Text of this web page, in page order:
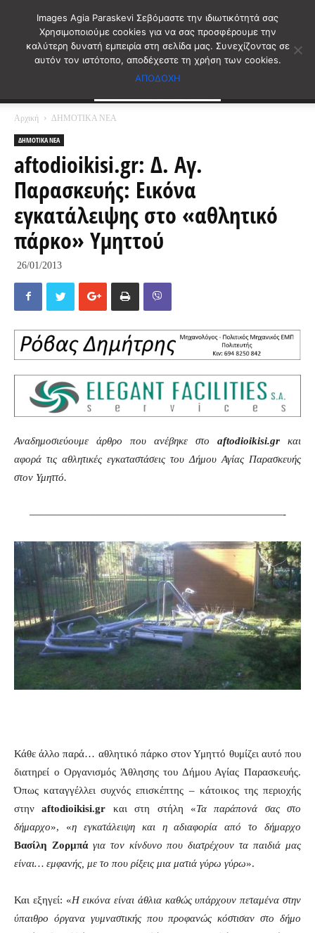
Αρχική ΔΗΜΟΤΙΚΑ ΝΕΑ
ΔΗΜΟΤΙΚΑ ΝΕΑ
aftodioikisi.gr: Δ. Αγ.
Παρασκευής: Εικόνα
εγκατάλειψης στο «αθλητικό
πάρκο» Υμηττού
26/01/2013
Αναδημοσιεύουμε άρθρο που ανέβηκε στο aftodioikisi.gr και
αφορά τις αθλητικές εγκαταστάσεις του Δήμου Αγίας Παρασκευής
στον Υμηττό.
————————————————————————-
Κάθε άλλο παρά… αθλητικό πάρκο στον Υμηττό θυμίζει αυτό που
διατηρεί ο Οργανισμός Άθλησης του Δήμου Αγίας Παρασκευής.
Όπως καταγγέλλει συχνός επισκέπτης – κάτοικος της περιοχής
στηνaftodioikisi.gr και στη στήλη «Τα παράπονά σας στο
δήμαρχο», «η εγκατάλειψη
και η αδιαφορία από το δήμαρχο
Βασίλη Ζορμπάγια τον κίνδυνο που διατρέχουν τα παιδιά μας
είναι… εμφανής, με το που ρίξεις μια ματιά γύρω γύρω».
Και εξηγεί: «Η εικόνα είναι άθλια καθώςυπάρχουν πεταμένα στην
ύπαιθρο όργανα γυμναστικής που προφανώς κόστισαν στο δήμο
Images Agia Paraskevi Σεβόμαστε την ιδιωτικότητά σας
Χρησιμοποιούμε cookies για να σας προσφέρουμε την
καλύτερη δυνατή εμπειρία στη σελίδα μας. Συνεχίζοντας σε
αυτόν τον ιστότοπο, αποδέχεστε τη χρήση των cookies.
ΑΠΟΔΟΧΗ